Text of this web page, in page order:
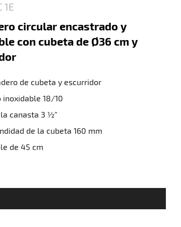
1E
circular encastrado y
con cubeta de Ø36 cm y
de cubeta y escurridor
inoxidable 18/10
canasta 3 ½”
de la cubeta 160 mm
de 45 cm